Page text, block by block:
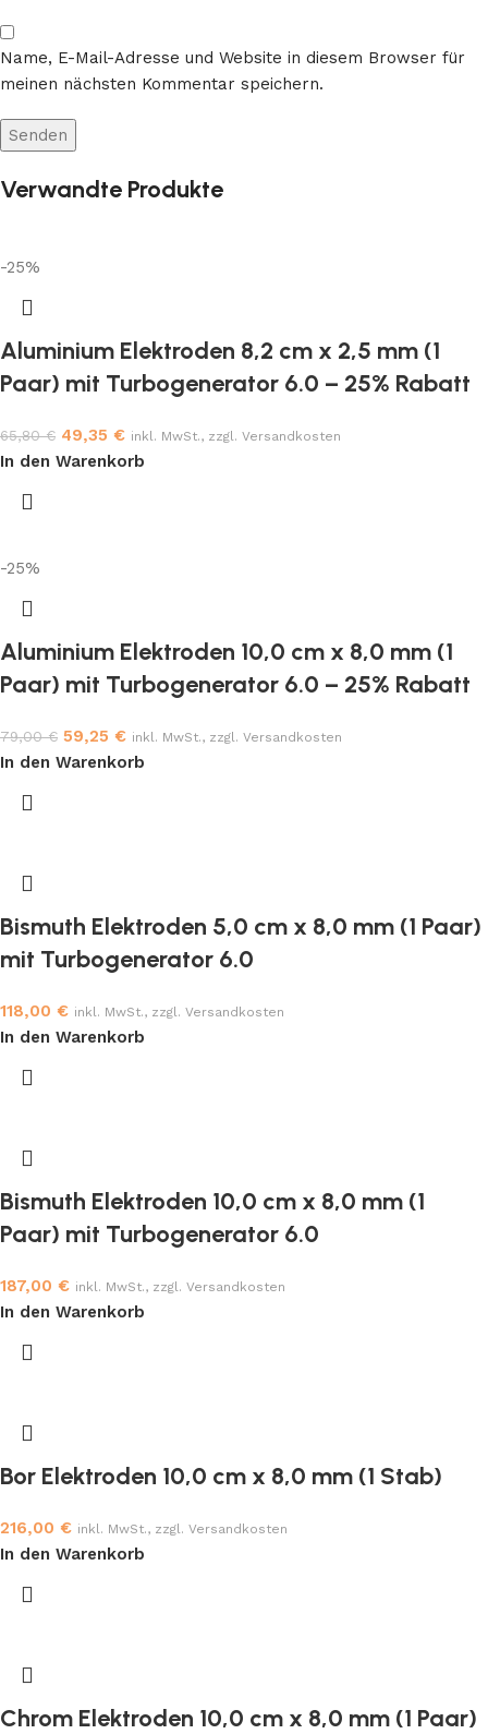
Name, E-Mail-Adresse und Website in diesem Browser für
meinen nächsten Kommentar speichern.
Verwandte Produkte
-25%
Aluminium Elektroden 8,2 cm x 2,5 mm (1
Paar) mit Turbogenerator 6.0 – 25% Rabatt
65,80€ 49,35 € inkl. MwSt., zzgl. Versandkosten
In den Warenkorb
-25%
Aluminium Elektroden 10,0 cm x 8,0 mm (1
Paar) mit Turbogenerator 6.0 – 25% Rabatt
79,00€ 59,25 € inkl. MwSt., zzgl. Versandkosten
In den Warenkorb
Bismuth Elektroden 5,0 cm x 8,0 mm (1 Paar)
mit Turbogenerator 6.0
118,00 € inkl. MwSt., zzgl. Versandkosten
In den Warenkorb
Bismuth Elektroden 10,0 cm x 8,0 mm (1
Paar) mit Turbogenerator 6.0
187,00 € inkl. MwSt., zzgl. Versandkosten
In den Warenkorb
Bor Elektroden 10,0 cm x 8,0 mm (1 Stab)
216,00 € inkl. MwSt., zzgl. Versandkosten
In den Warenkorb
Chrom Elektroden 10,0 cm x 8,0 mm (1 Paar)